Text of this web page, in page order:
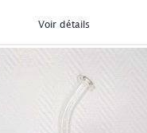
Voir détails